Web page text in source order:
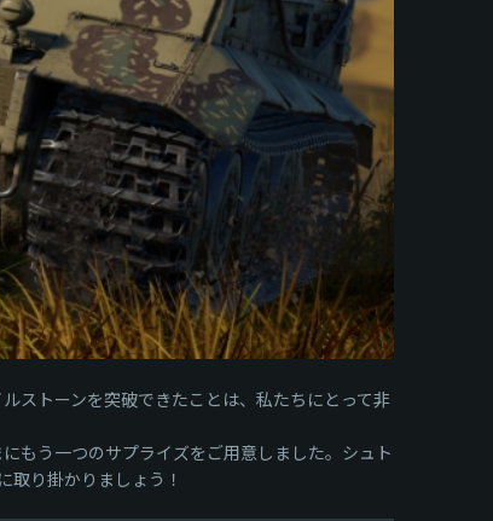
ストーンを突破できたことは、私たちにとって非
もう一つのサプライズをご用意しました。シュト
り掛かりましょう！